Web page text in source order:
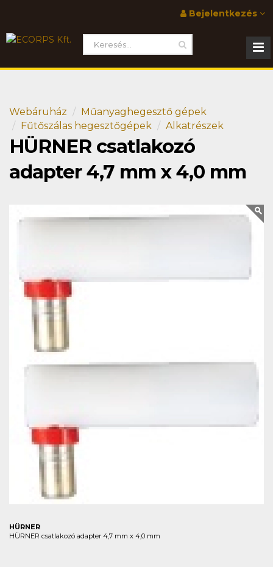
Bejelentkezés
Webáruház
Műanyaghegesztő gépek
Fűtőszálas hegesztőgépek
Alkatrészek
HÜRNER csatlakozó
adapter 4,7 mm x 4,0 mm
HÜRNER
HÜRNER csatlakozó adapter 4,7 mm x 4,0 mm